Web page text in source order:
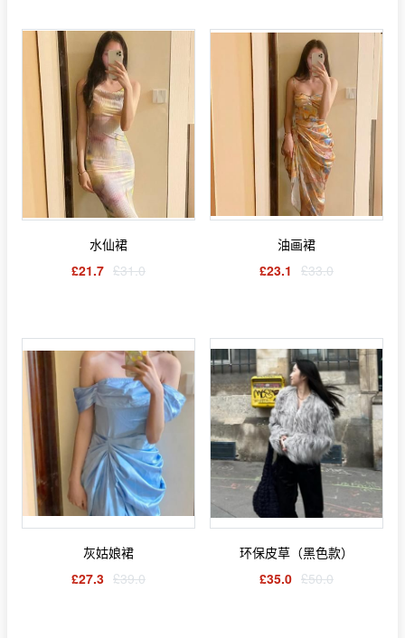
水仙裙
£21.7 £31.0
油画裙
£23.1 £33.0
灰姑娘裙
£27.3 £39.0
环保皮草（黑色款）
£35.0 £50.0